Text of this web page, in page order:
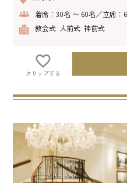
着席：30名 〜 60名／立席：
教会式 人前式 神前式
クリップする